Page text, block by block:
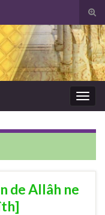
de Allâh ne